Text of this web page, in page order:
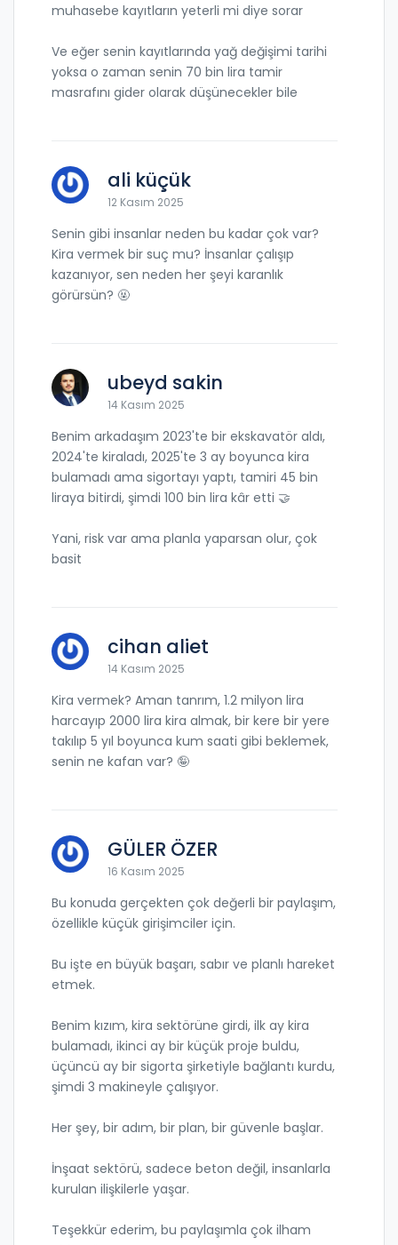
muhasebe kayıtların yeterli mi diye sorar
Ve eğer senin kayıtlarında yağ değişimi tarihi
yoksa o zaman senin 70 bin lira tamir
masrafını gider olarak düşünecekler bile
ali küçük
12 Kasım 2025
Senin gibi insanlar neden bu kadar çok var?
Kira vermek bir suç mu? İnsanlar çalışıp
kazanıyor, sen neden her şeyi karanlık
görürsün? 🤬
ubeyd sakin
14 Kasım 2025
Benim arkadaşım 2023'te bir ekskavatör aldı,
2024'te kiraladı, 2025'te 3 ay boyunca kira
bulamadı ama sigortayı yaptı, tamiri 45 bin
liraya bitirdi, şimdi 100 bin lira kâr etti 🤝
Yani, risk var ama planla yaparsan olur, çok
basit
cihan aliet
14 Kasım 2025
Kira vermek? Aman tanrım, 1.2 milyon lira
harcayıp 2000 lira kira almak, bir kere bir yere
takılıp 5 yıl boyunca kum saati gibi beklemek,
senin ne kafan var? 🤪
GÜLER ÖZER
16 Kasım 2025
Bu konuda gerçekten çok değerli bir paylaşım,
özellikle küçük girişimciler için.
Bu işte en büyük başarı, sabır ve planlı hareket
etmek.
Benim kızım, kira sektörüne girdi, ilk ay kira
bulamadı, ikinci ay bir küçük proje buldu,
üçüncü ay bir sigorta şirketiyle bağlantı kurdu,
şimdi 3 makineyle çalışıyor.
Her şey, bir adım, bir plan, bir güvenle başlar.
İnşaat sektörü, sadece beton değil, insanlarla
kurulan ilişkilerle yaşar.
Teşekkür ederim, bu paylaşımla çok ilham